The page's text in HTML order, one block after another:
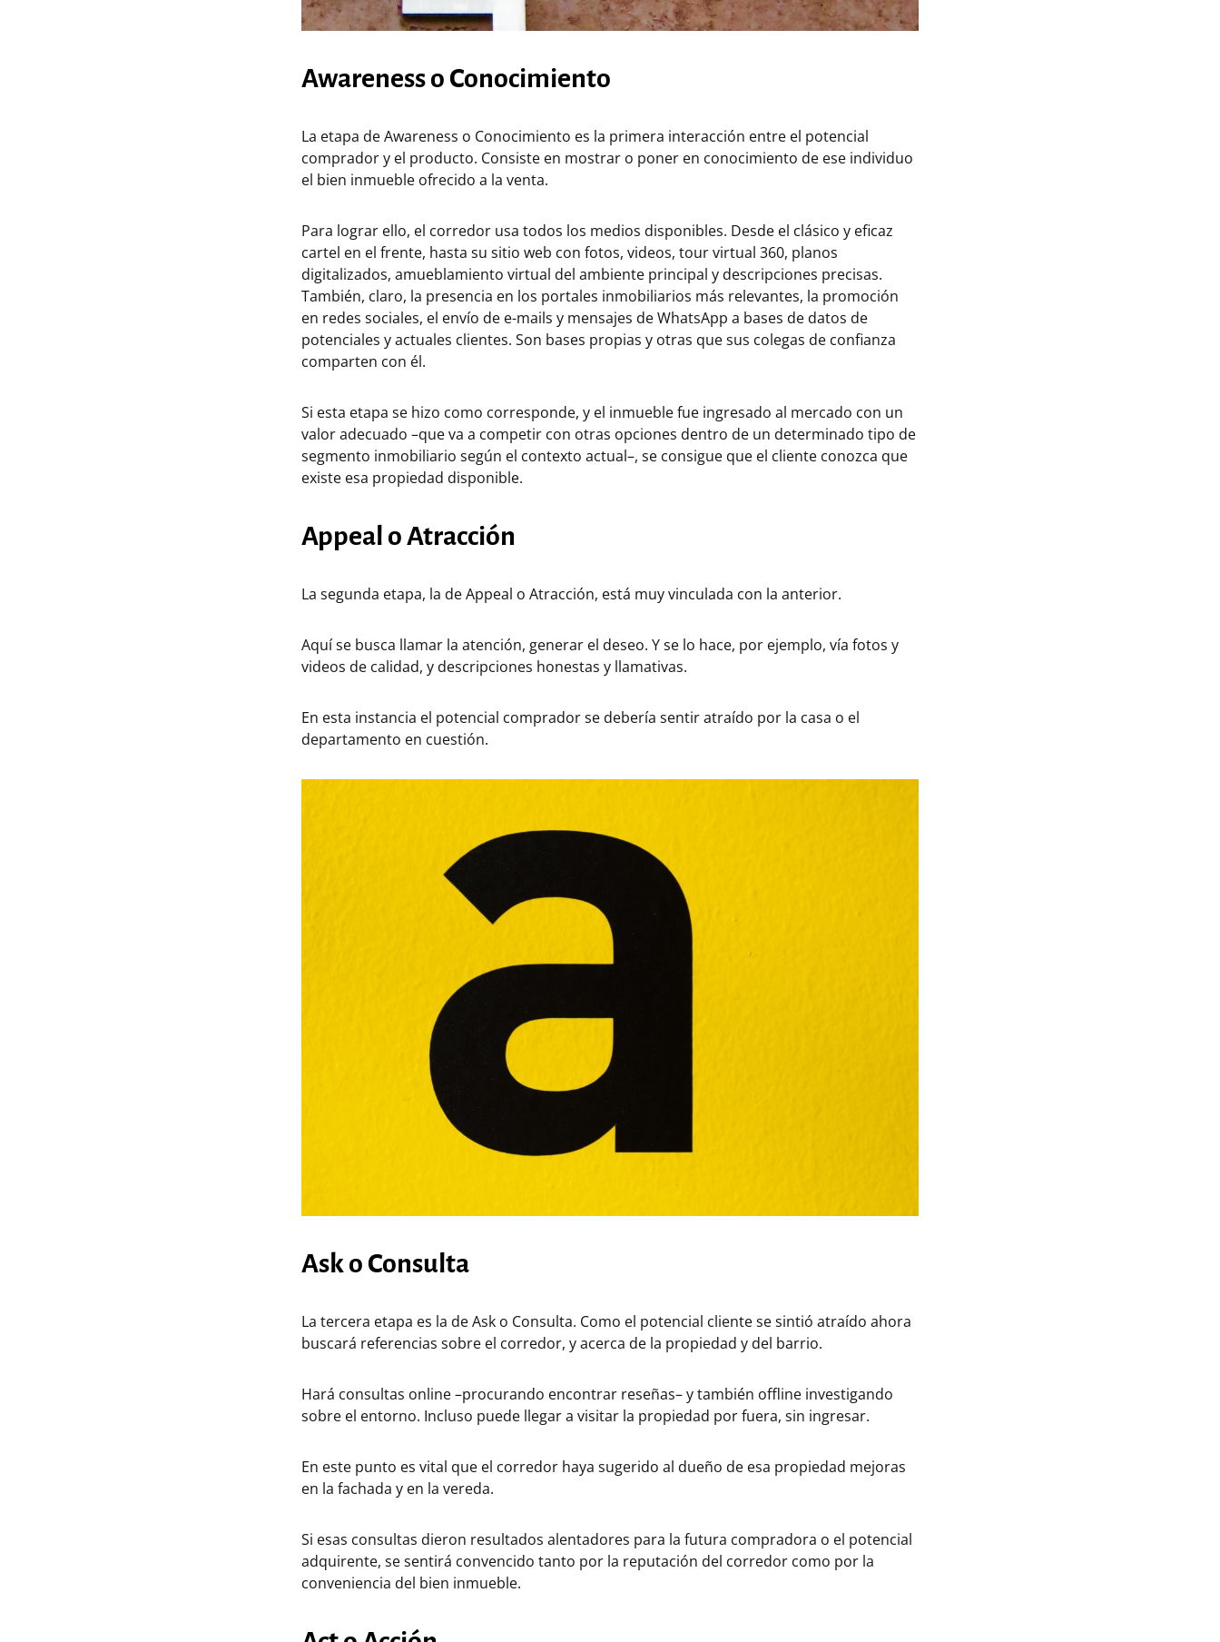
Awareness o Conocimiento
La etapa de Awareness o Conocimiento es la primera interacción entre el potencial
comprador y el producto. Consiste en mostrar o poner en conocimiento de ese individuo
el bien inmueble ofrecido a la venta.
Para lograr ello, el corredor usa todos los medios disponibles. Desde el clásico y eficaz
cartel en el frente, hasta su sitio web con fotos, videos, tour virtual 360, planos
digitalizados, amueblamiento virtual del ambiente principal y descripciones precisas.
También, claro, la presencia en los portales inmobiliarios más relevantes, la promoción
en redes sociales, el envío de e-mails y mensajes de WhatsApp a bases de datos de
potenciales y actuales clientes. Son bases propias y otras que sus colegas de confianza
comparten con él.
Si esta etapa se hizo como corresponde, y el inmueble fue ingresado al mercado con un
valor adecuado –que va a competir con otras opciones dentro de un determinado tipo de
segmento inmobiliario según el contexto actual–, se consigue que el cliente conozca que
existe esa propiedad disponible.
Appeal o Atracción
La segunda etapa, la de Appeal o Atracción, está muy vinculada con la anterior.
Aquí se busca llamar la atención, generar el deseo. Y se lo hace, por ejemplo, vía fotos y
videos de calidad, y descripciones honestas y llamativas.
En esta instancia el potencial comprador se debería sentir atraído por la casa o el
departamento en cuestión.
Ask o Consulta
La tercera etapa es la de Ask o Consulta. Como el potencial cliente se sintió atraído ahora
buscará referencias sobre el corredor, y acerca de la propiedad y del barrio.
Hará consultas online –procurando encontrar reseñas– y también offline investigando
sobre el entorno. Incluso puede llegar a visitar la propiedad por fuera, sin ingresar.
En este punto es vital que el corredor haya sugerido al dueño de esa propiedad mejoras
en la fachada y en la vereda.
Si esas consultas dieron resultados alentadores para la futura compradora o el potencial
adquirente, se sentirá convencido tanto por la reputación del corredor como por la
conveniencia del bien inmueble.